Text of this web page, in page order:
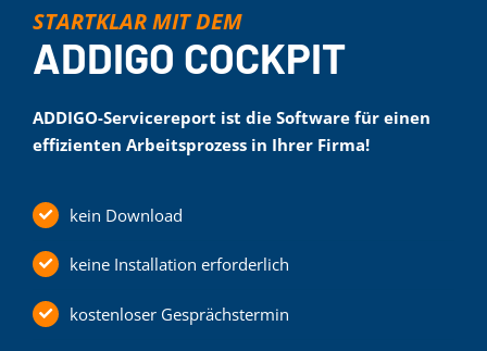
STARTKLAR MIT DEM
ADDIGO COCKPIT
ADDIGO-Servicereport ist die Software für einen
effizienten Arbeitsprozess in Ihrer Firma!
kein Download
keine Installation erforderlich
kostenloser Gesprächstermin